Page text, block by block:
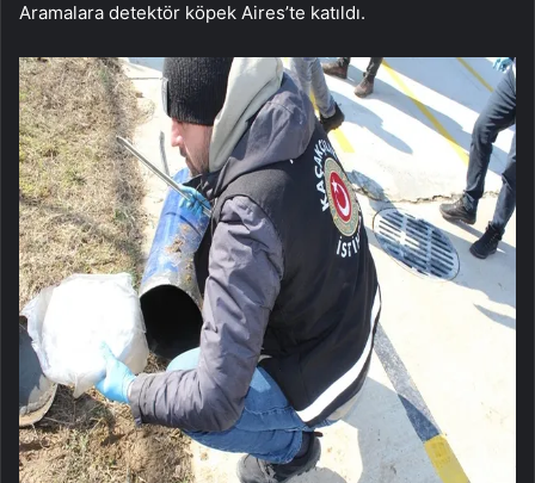
Aramalara detektör köpek Aires’te katıldı.